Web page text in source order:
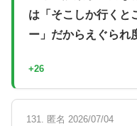
は「そこしか行くと
ー」だからえぐられ
+26
131. 匿名 2026/07/04